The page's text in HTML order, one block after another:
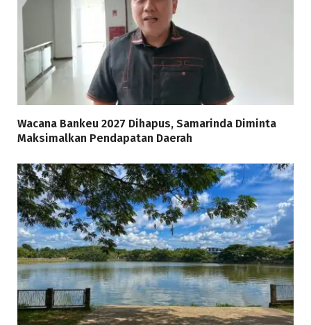
Wacana Bankeu 2027 Dihapus, Samarinda Diminta
Maksimalkan Pendapatan Daerah